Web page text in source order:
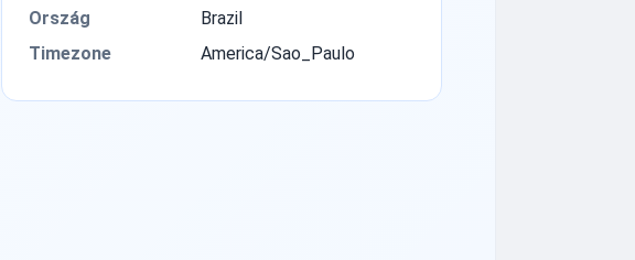
Ország
Brazil
Timezone
America/Sao_Paulo